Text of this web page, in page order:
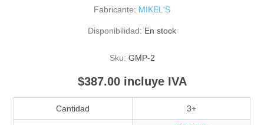
Fabricante: MIKEL'S
Disponibilidad: En stock
Sku: GMP-2
$387.00 incluye IVA
Cantidad 3+